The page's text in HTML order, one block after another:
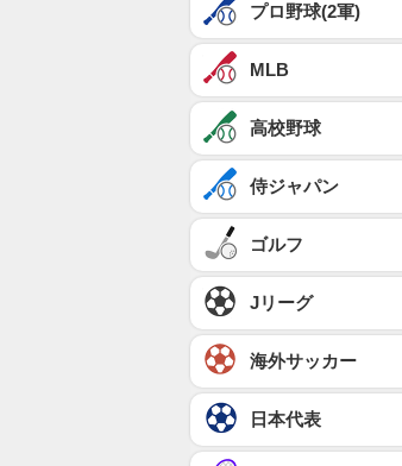
プロ野球(2軍)
MLB
高校野球
侍ジャパン
ゴルフ
Jリーグ
海外サッカー
日本代表